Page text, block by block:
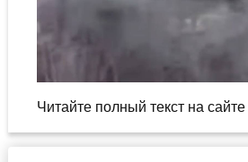
Читайте полный текст на сайте